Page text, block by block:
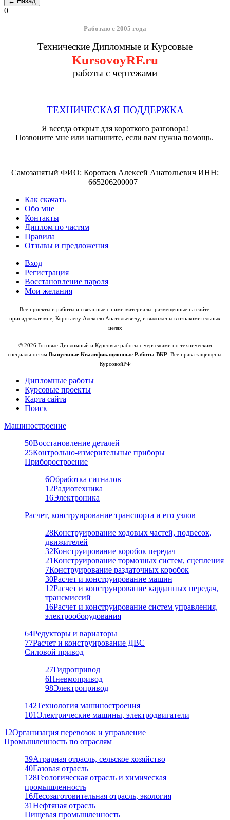
0
Работаю с 2005 года
Технические Дипломные и Курсовые
KursovoyRF.ru
работы с чертежами
ТЕХНИЧЕСКАЯ ПОДДЕРЖКА
Я всегда открыт для короткого разговора!
Позвоните мне или напишите, если вам нужна помощь.
Самозанятый ФИО: Коротаев Алексей Анатольевич ИНН:
665206200007
Как скачать
Обо мне
Контакты
Диплом по частям
Правила
Отзывы и предложения
Вход
Регистрация
Восстановление пароля
Мои желания
Все проекты и работы и связанные с ними материалы, размещенные на сайте,
принадлежат мне, Коротаеву Алексею Анатольевичу, и выложены в ознакомительных
целях
© 2026 Готовые Дипломный и Курсовые работы с чертежами по техническим
специальностям Выпускные Квалификационные Работы ВКР. Все права защищены.
КурсовойРФ
Дипломные работы
Курсовые проекты
Карта сайта
Поиск
Машиностроение
50Восстановление деталей
25Контрольно-измерительные приборы
Приборостроение
6Обработка сигналов
12Радиотехника
16Электроника
Расчет, конструирование транспорта и его узлов
28Конструирование ходовых частей, подвесок,
движителей
32Конструирование коробок передач
21Конструирование тормозных систем, сцепления
7Конструирование раздаточных коробок
30Расчет и конструирование машин
12Расчет и конструирование карданных передач,
трансмиссий
16Расчет и конструирование систем управления,
электрооборудования
64Редукторы и вариаторы
77Расчет и конструирование ДВС
Силовой привод
27Гидропривод
6Пневмопривод
98Электропривод
142Технология машиностроения
101Электрические машины, электродвигатели
12Организация перевозок и управление
Промышленность по отраслям
39Аграрная отрасль, сельское хозяйство
40Газовая отрасль
128Геологическая отрасль и химическая
промышленность
16Лесозаготовительная отрасль, экология
31Нефтяная отрасль
Пищевая промышленность